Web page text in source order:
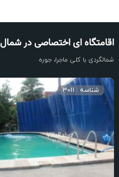
اقامتگاه ای اختصاصی در شمال
شمالگردی با کلی ماجرا، جوره
شناسه : 3011